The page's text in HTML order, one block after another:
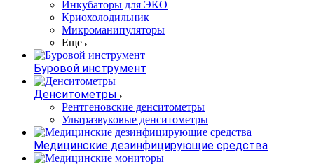
Инкубаторы для ЭКО
Криохолодильник
Микроманипуляторы
Еще
Буровой инструмент
Денситометры
Рентгеновские денситометры
Ультразвуковые денситометры
Медицинские дезинфицирующие средства